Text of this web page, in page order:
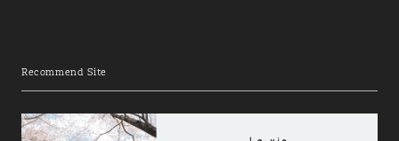
Recommend Site